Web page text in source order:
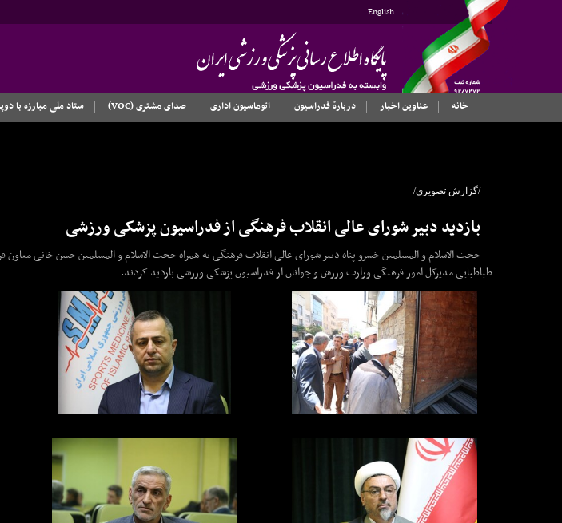
English
خانه
عناوین اخبار دربارهٔ فدراسیون اتوماسیون اداری صدای مشتری (VOC) ستاد ملی مبارزه با
/گزارش تصویری/
بازدید دبیر شورای عالی انقلاب فرهنگی از فدراسیون پزشکی ورزشی
حجت الاسلام و المسلمین خسرو پناه دبیر شورای عالی انقلاب فرهنگی به همراه حجت الاسلام و المسلمین حسن خانی
طباطبایی مدیرکل امور فرهنگی وزارت ورزش و جوانان از فدراسیون پزشکی ورزشی بازدید کردند.